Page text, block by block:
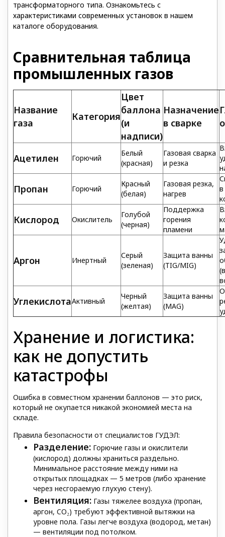
трансформаторного типа. Ознакомьтесь с
характеристиками современных установок в нашем
каталоге оборудования.
Сравнительная таблица
промышленных газов
Название
газа
Категория
Цвет
баллона
(и
надписи)
Назначение
в сварке
Ацетилен Горючий
Белый
(красная)
Газовая сварка
и резка
Пропан Горючий
Красный
(белая)
Газовая резка,
нагрев
в
Кислород Окислитель
Голубой
(черная)
Поддержка
горения
пламени
Аргон Инертный
Серый
(зеленая)
Защита ванны
(TIG/MIG)
УглекислотаАктивный
Черный
(желтая)
Защита ванны
(MAG)
Хранение и логистика:
как не допустить
катастрофы
Ошибка в совместном хранении баллонов — это риск,
который не окупается никакой экономией места на
складе.
Правила безопасности от специалистов ГУДЭЛ:
Разделение: Горючие газы и окислители
(кислород) должны храниться раздельно.
Минимальное расстояние между ними на
открытых площадках — 5 метров (либо хранение
через несгораемую глухую стену).
Вентиляция: Газы тяжелее воздуха (пропан,
аргон, CO₂) требуют эффективной вытяжки на
уровне пола. Газы легче воздуха (водород, метан)
— вентиляции под потолком.